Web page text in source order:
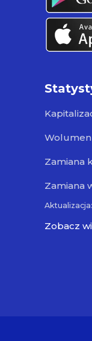
Wolumen
Zamiana
Zamiana
Zobacz